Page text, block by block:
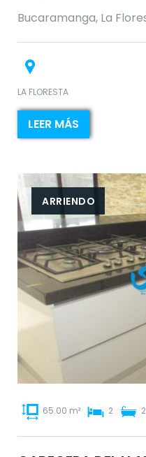
Bucaramanga, La
LA FLORESTA
LEER MÁS
ARRIENDO
65.00 m² 2 2